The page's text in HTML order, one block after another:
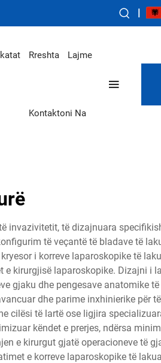
|
Rreshta Lajme
Kontaktoni Na
invazivitetit, të dizajnuara
të veçantë të bladave të
i korreve laparoskopike të
e kirurgjisë laparoskopike. Dizajni i
gjaku dhe pengesave anatomike
dhe parime inxhinierike për
cilësi të lartë ose ligjira
këndet e prerjes, ndërsa
e kirurgut gjatë operacioneve të
e korreve laparoskopike të